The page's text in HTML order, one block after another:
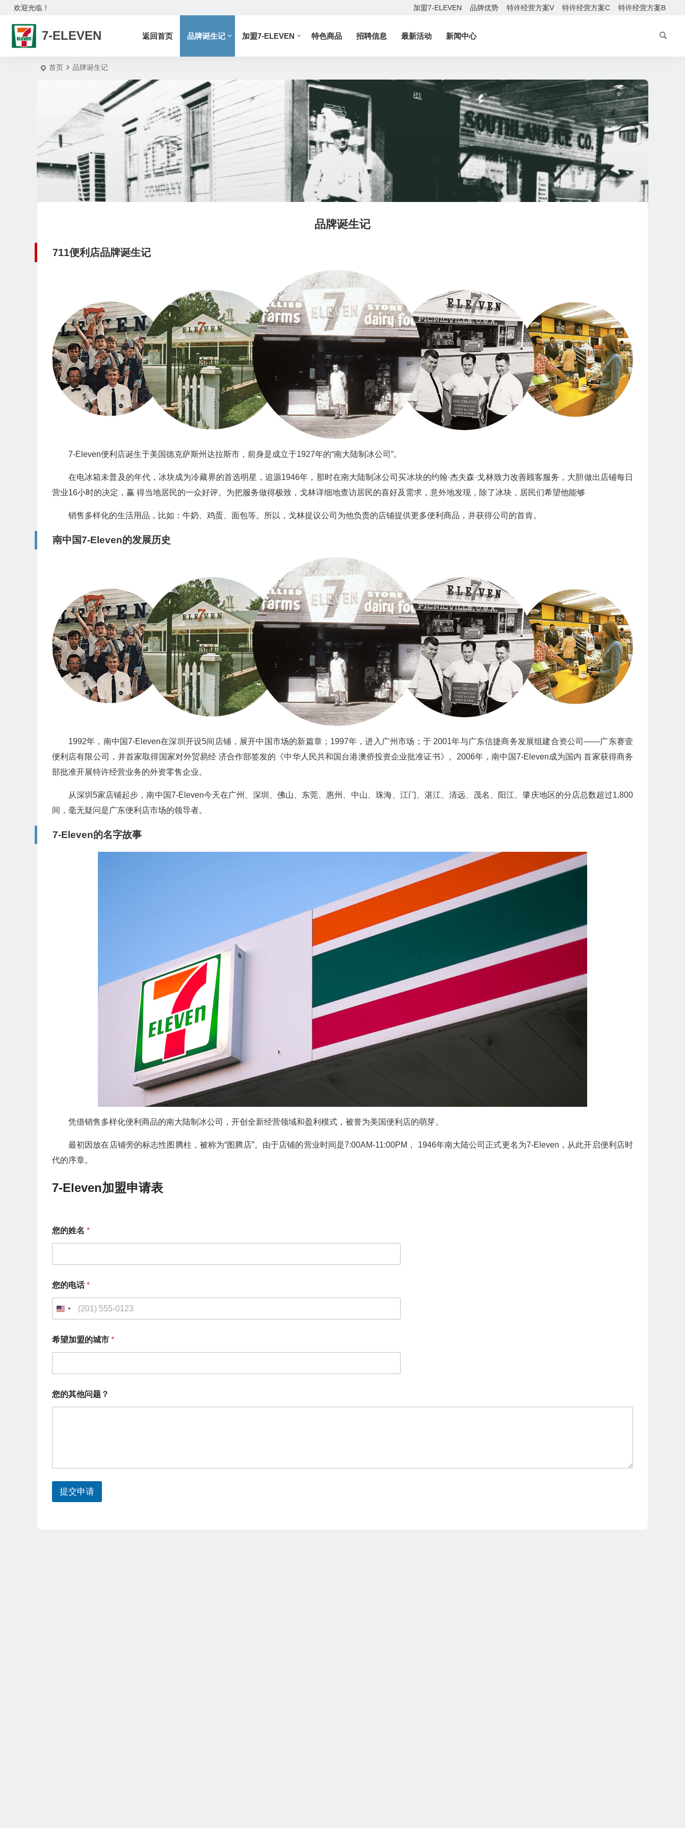
欢迎光临！ 加盟7-ELEVEN 品牌优势 特许经营方案V 特许经营方案C 特许经营方案B
7-ELEVEN 返回首页 品牌诞生记 加盟7-ELEVEN 特色商品 招聘信息 最新活动 新闻中心
首页 品牌诞生记
品牌诞生记
711便利店品牌诞生记
7-Eleven便利店诞生于美国德克萨斯州达拉斯市，前身是成立于1927年的“南大陆制冰公司”。
在电冰箱未普及的年代，冰块成为冷藏界的首选明星，追源1946年，那时在南大陆制冰公司买冰块的约翰·杰夫森·戈林致力改善顾客服务，大胆做出店铺每日
营业16小时的决定，赢 得当地居民的一众好评。为把服务做得极致，戈林详细地查访居民的喜好及需求，意外地发现，除了冰块，居民们希望他能够
销售多样化的生活用品，比如：牛奶、鸡蛋、面包等。所以，戈林提议公司为他负责的店铺提供更多便利商品，并获得公司的首肯。
南中国7-Eleven的发展历史
1992年，南中国7-Eleven在深圳开设5间店铺，展开中国市场的新篇章；1997年，进入广州市场；于 2001年与广东信捷商务发展组建合资公司——广东赛壹
便利店有限公司，并首家取得国家对外贸易经 济合作部签发的《中华人民共和国台港澳侨投资企业批准证书》。2006年，南中国7-Eleven成为国内 首家获得商务
部批准开展特许经营业务的外资零售企业。
从深圳5家店铺起步，南中国7-Eleven今天在广州、深圳、佛山、东莞、惠州、中山、珠海、江门、湛江、清远、茂名、阳江、肇庆地区的分店总数超过1,800
间，毫无疑问是广东便利店市场的领导者。
7-Eleven的名字故事
凭借销售多样化便利商品的南大陆制冰公司，开创全新经营领域和盈利模式，被誉为美国便利店的萌芽。
最初因放在店铺旁的标志性图腾柱，被称为“图腾店”。由于店铺的营业时间是7:00AM-11:00PM， 1946年南大陆公司正式更名为7-Eleven，从此开启便利店时
代的序章。
7-Eleven加盟申请表
希
望
城
市
您
的
姓
您的姓名 *
您的电话*
U
i
e
d
S
e
s
+
希望加盟的城市 *
您的其他问题？
提交申请